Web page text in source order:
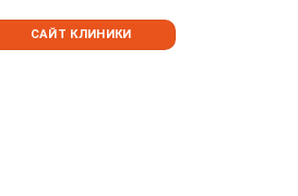
САЙТ КЛИНИКИ